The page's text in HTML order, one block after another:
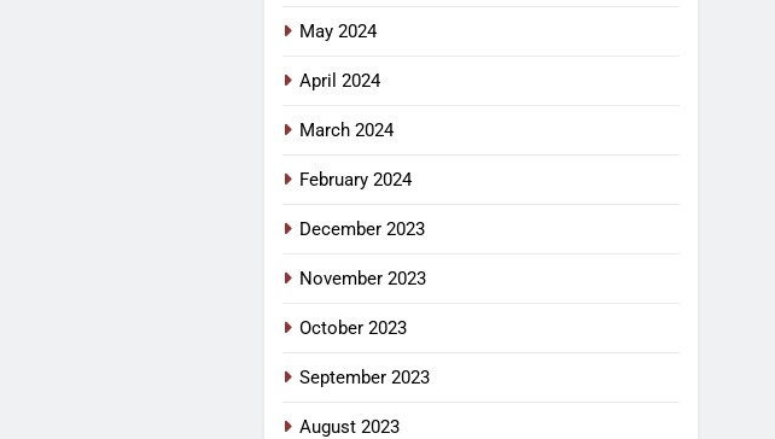
May 2024
April 2024
March 2024
February 2024
December 2023
November 2023
October 2023
September 2023
August 2023